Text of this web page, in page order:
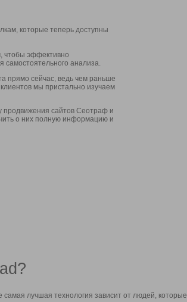
которые теперь доступны
чтобы эффективно
анализа.
прямо сейчас, ведь чем раньше
мы пристально изучаем
продвижения сайтов Сеотраф и
о них полную информацию и
самая лучшая технология зависит от людей, которые